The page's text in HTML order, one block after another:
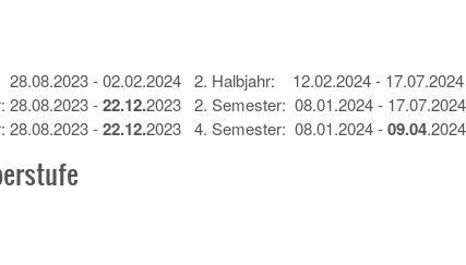
28.08.2023 - 02.02.2024 2. Halbjahr: 12.02.2024 - 17.07.2024
28.08.2023 -22.12.2023 2. Semester: 08.01.2024 - 17.07.2024
28.08.2023 -22.12.2023 4. Semester: 08.01.2024 -09.04.2024